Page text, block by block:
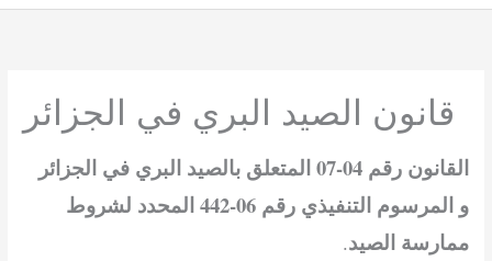
قانون الصيد البري في الجزائر
القانون رقم 04-07 المتعلق بالصيد البري في الجزائر
و المرسوم التنفيذي رقم 06-442 المحدد لشروط
ممارسة الصيد.